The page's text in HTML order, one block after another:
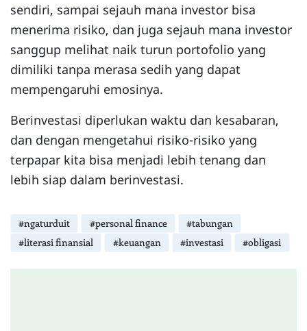
sendiri, sampai sejauh mana investor bisa
menerima risiko, dan juga sejauh mana investor
sanggup melihat naik turun portofolio yang
dimiliki tanpa merasa sedih yang dapat
mempengaruhi emosinya.
Berinvestasi diperlukan waktu dan kesabaran,
dan dengan mengetahui risiko-risiko yang
terpapar kita bisa menjadi lebih tenang dan
lebih siap dalam berinvestasi.
#ngaturduit #personal finance
#tabungan
#literasi finansial
#keuangan #investasi #obligasi